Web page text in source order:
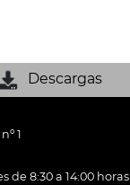
Descargas
1
de 8:30 a 14:00 horas